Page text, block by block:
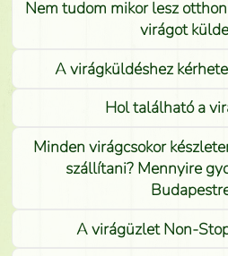
Nem tudom mikor lesz
virágot
A virágküldéshez
Hol található a
Minden virágcsokor
szállítani? Mennyire
A virágüzlet Non-